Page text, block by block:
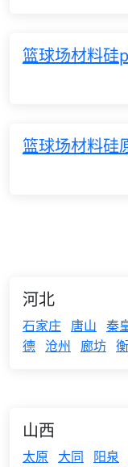
篮球场材料硅
篮球场材料硅
河北
石家庄 唐山 秦
德 沧州 廊坊
山西
太原 大同 阳泉